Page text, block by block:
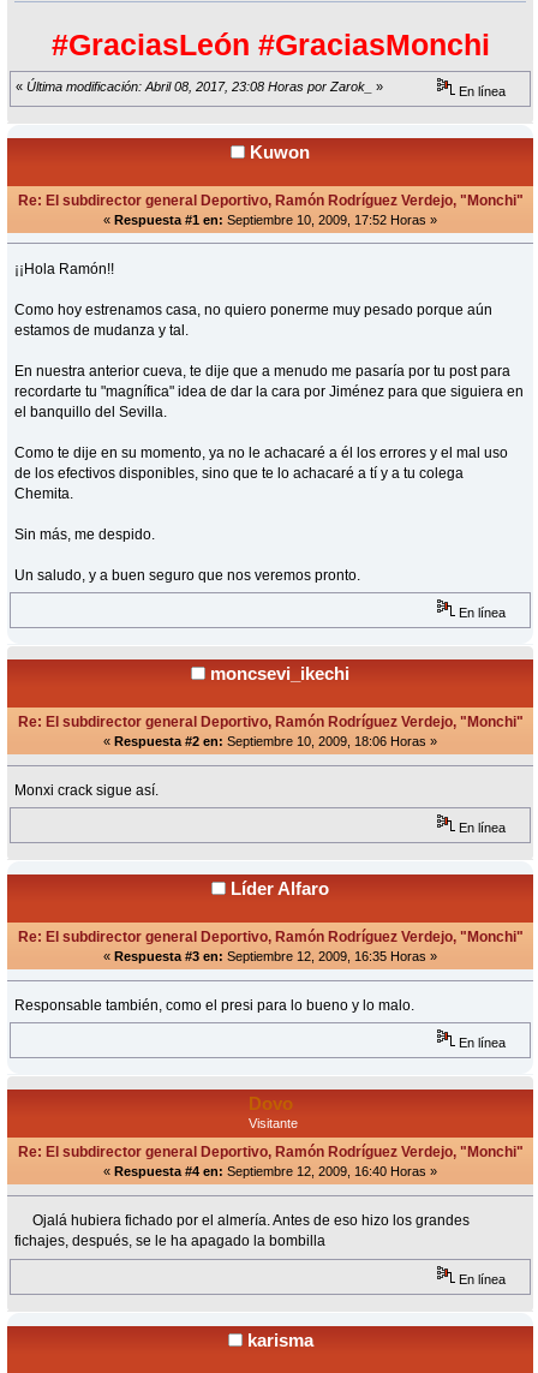
#GraciasLeón #GraciasMonchi
« Última modificación: Abril 08, 2017, 23:08 Horas por Zarok_ » En línea
Kuwon
Re: El subdirector general Deportivo, Ramón Rodríguez Verdejo, "Monchi"
« Respuesta #1 en: Septiembre 10, 2009, 17:52 Horas »
¡¡Hola Ramón!!
Como hoy estrenamos casa, no quiero ponerme muy pesado porque aún
estamos de mudanza y tal.
En nuestra anterior cueva, te dije que a menudo me pasaría por tu post para
recordarte tu "magnífica" idea de dar la cara por Jiménez para que siguiera en
el banquillo del Sevilla.
Como te dije en su momento, ya no le achacaré a él los errores y el mal uso
de los efectivos disponibles, sino que te lo achacaré a tí y a tu colega
Chemita.
Sin más, me despido.
Un saludo, y a buen seguro que nos veremos pronto.
En línea
moncsevi_ikechi
Re: El subdirector general Deportivo, Ramón Rodríguez Verdejo, "Monchi"
« Respuesta #2 en: Septiembre 10, 2009, 18:06 Horas »
Monxi crack sigue así.
En línea
Líder Alfaro
Re: El subdirector general Deportivo, Ramón Rodríguez Verdejo, "Monchi"
« Respuesta #3 en: Septiembre 12, 2009, 16:35 Horas »
Responsable también, como el presi para lo bueno y lo malo.
En línea
Dovo
Visitante
Re: El subdirector general Deportivo, Ramón Rodríguez Verdejo, "Monchi"
« Respuesta #4 en: Septiembre 12, 2009, 16:40 Horas »
Ojalá hubiera fichado por el almería. Antes de eso hizo los grandes
fichajes, después, se le ha apagado la bombilla
En línea
karisma